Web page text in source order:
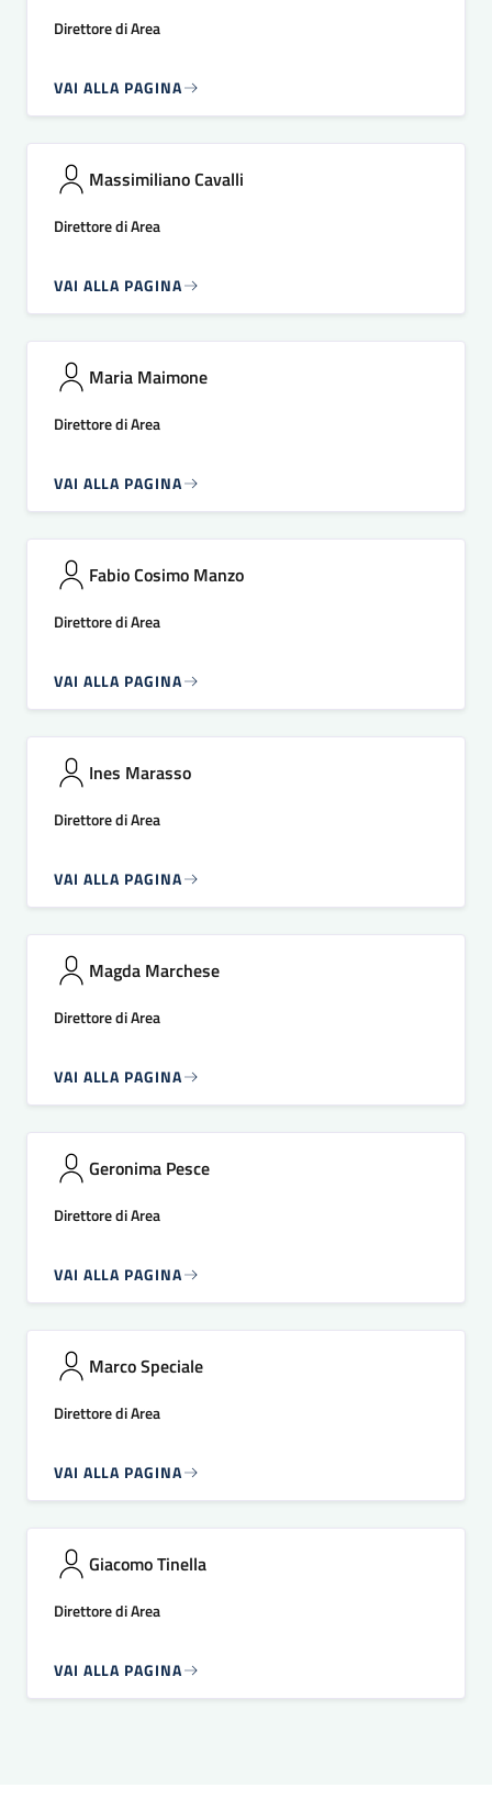
Direttore di Area
VAI ALLA PAGINA
Massimiliano Cavalli
Direttore di Area
VAI ALLA PAGINA
Maria Maimone
Direttore di Area
VAI ALLA PAGINA
Fabio Cosimo Manzo
Direttore di Area
VAI ALLA PAGINA
Ines Marasso
Direttore di Area
VAI ALLA PAGINA
Magda Marchese
Direttore di Area
VAI ALLA PAGINA
Geronima Pesce
Direttore di Area
VAI ALLA PAGINA
Marco Speciale
Direttore di Area
VAI ALLA PAGINA
Giacomo Tinella
Direttore di Area
VAI ALLA PAGINA